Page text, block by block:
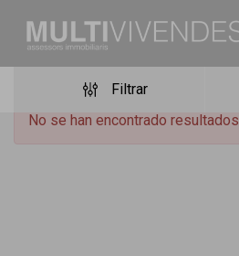
Filtrar
No se han encontrado resultados